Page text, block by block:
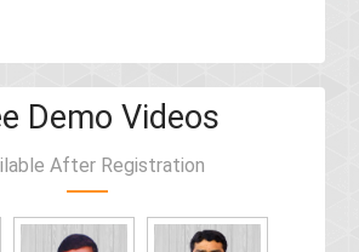
Demo Videos
After Registration